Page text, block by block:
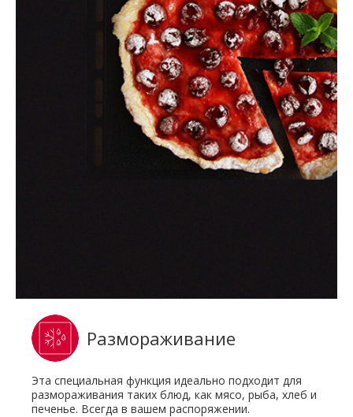
Размораживание
Эта специальная функция идеально подходит для
размораживания таких блюд, как мясо, рыба, хлеб и
печенье. Всегда в вашем распоряжении.